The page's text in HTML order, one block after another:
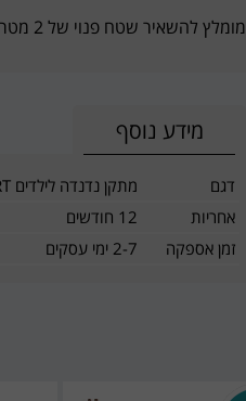
מומלץ להשאיר שטח פנוי של 2 מטר מלפנים ומאחור להתנדנדות בטוחה
מידע נוסף
דגם
מתקן נדנדה לילדים START ליחיד HUDORA
אחריות
12 חודשים
זמן אספקה
2-7 ימי עסקים